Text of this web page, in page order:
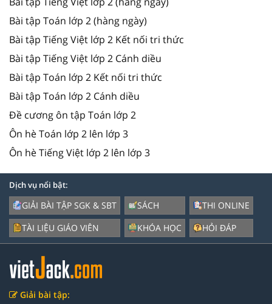
Bài tập Toán lớp 2 (hàng ngày)
Bài tập Tiếng Việt lớp 2 Kết nối tri thức
Bài tập Tiếng Việt lớp 2 Cánh diều
Bài tập Toán lớp 2 Kết nối tri thức
Bài tập Toán lớp 2 Cánh diều
Đề cương ôn tập Toán lớp 2
Ôn hè Toán lớp 2 lên lớp 3
Ôn hè Tiếng Việt lớp 2 lên lớp 3
Dịch vụ nổi bật:
GIẢI BÀI TẬP SGK & SBT
TÀI LIỆU GIÁO VIÊN
SÁCH
KHÓA HỌC
THI ONLINE
HỎI ĐÁP
Giải bài tập: